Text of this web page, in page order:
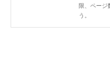
限、ページ
う。